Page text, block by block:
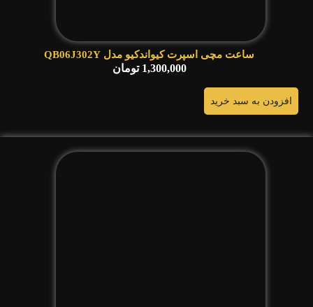
ساعت مچی اسپرت کیواندکیو مدل QB06J302Y
1,300,000 تومان
افزودن به سبد خرید